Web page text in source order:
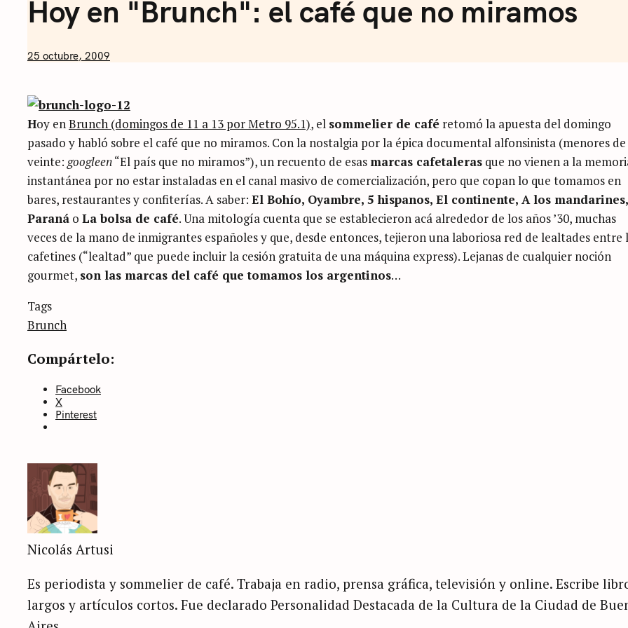
Hoy en "Brunch": el café que no miramos
by
25 octubre, 2009
Hoy en Brunch (domingos de 11 a 13 por Metro 95.1), el sommelier de café retomó la apuesta del domingo
pasado y habló sobre el café que no miramos. Con la nostalgia por la épica documental alfonsinista (menores de
veinte: googleen“El país que no miramos”), un recuento de esas marcas cafetaleras que no vienen a la
instantánea por no estar instaladas en el canal masivo de comercialización, pero que copan lo que tomamos en
bares, restaurantes y confiterías. A saber: El Bohío, Oyambre, 5 hispanos, El continente, A los mandarines,
Paraná o La bolsa de café. Una mitología cuenta que se establecieron acá alrededor de los años ’30, muchas
veces de la mano de inmigrantes españoles y que, desde entonces, tejieron una laboriosa red de lealtades entre
cafetines (“lealtad” que puede incluir la cesión gratuita de una máquina express). Lejanas de cualquier noción
gourmet, son las marcas del café que tomamos los argentinos…
Categories
categoría
Tags
Brunch
Compártelo:
Facebook
X
Pinterest
Nicolás Artusi
Es periodista y sommelier de café. Trabaja en radio, prensa gráfica, televisión y online. Escribe
largos y artículos cortos. Fue declarado Personalidad Destacada de la Cultura de la Ciudad de